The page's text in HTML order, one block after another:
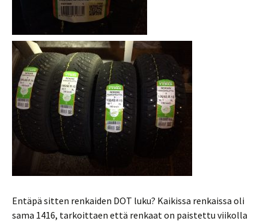
Entäpä sitten renkaiden DOT luku? Kaikissa renkaissa oli
sama 1416, tarkoittaen että renkaat on paistettu viikolla